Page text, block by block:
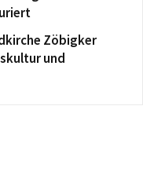
Zöbigker
und